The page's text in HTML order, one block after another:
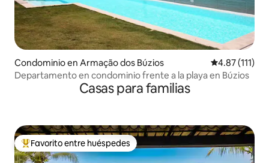
Condominio en Armação dos Búzios Calificación
4.87 (111)
Departamento en condominio frente a la playa en Búzios
Casas para familias
De los mejores en Favorito entre huéspedes
Favorito entre huéspedes